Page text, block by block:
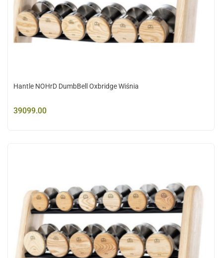
Hantle NOHrD DumbBell Oxbridge Wiśnia
39099.00